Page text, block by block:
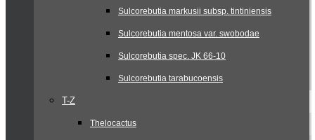
Sulcorebutia markusii subsp. tintiniensis
Sulcorebutia mentosa var. swobodae
Sulcorebutia spec. JK 66-10
Sulcorebutia tarabucoensis
T-Z
Thelocactus